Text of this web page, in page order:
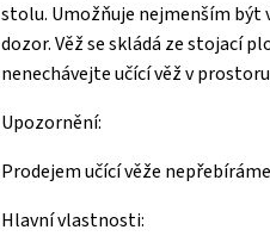
stolu. Umožňuje nejmenším být
dozor. Věž se skládá ze stojací
nenechávejte učící věž v
Upozornění:
Prodejem učící věže
Hlavní vlastnosti: